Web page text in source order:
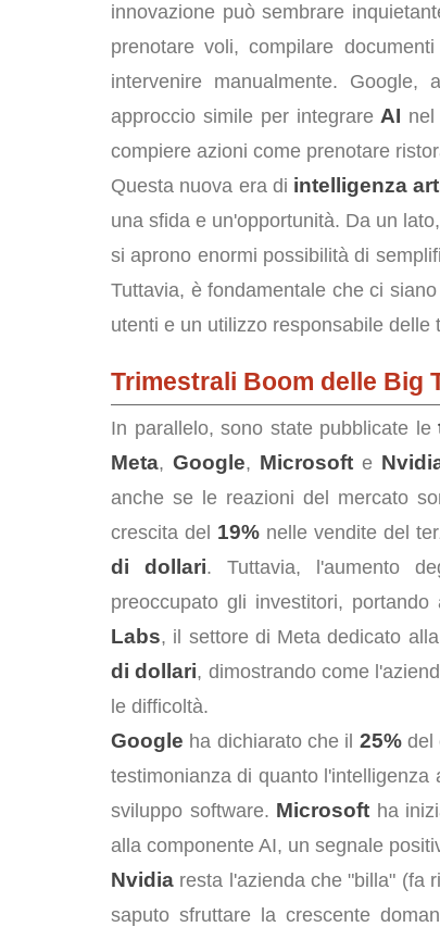
innovazione può sembrare
prenotare voli, compilare
intervenire manualmente.
approccio simile per integrareAI nel
compiere azioni come prenotare
Questa nuova era di intelligenza
una sfida e un'opportunità. Da un
si aprono enormi possibilità di
Tuttavia, è fondamentale che ci
utenti e un utilizzo responsabile
Trimestrali Boom delle Big
In parallelo, sono state pubblicate le
Meta,Google, Microsoft e
anche se le reazioni del mercato
crescita del 19% nelle vendite del
di dollari. Tuttavia, l'aumento
preoccupato gli investitori,
Labs, il settore di Meta dedicato
di dollari, dimostrando come
le difficoltà.
Google ha dichiarato che il 25%del
testimonianza di quanto
sviluppo software. Microsoft ha
alla componente AI, un segnale
Nvidia resta l'azienda che "billa" (fa
saputo sfruttare la crescente